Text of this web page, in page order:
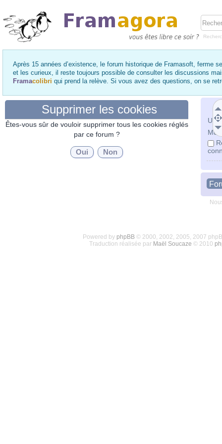
Après 15 années d’existence, le forum historique de Framasoft, ferme
et les curieux, il reste toujours possible de consulter les discussions
Framacolibri qui prend la relève. Si vous avez des questions, on se
Mot
Supprimer les cookies
Êtes-vous sûr de vouloir supprimer tous les cookies réglés
par ce forum ?
Powered by phpBB© 2000, 2002, 2005, 2007
Traduction réalisée par Maël Soucaze © 2010